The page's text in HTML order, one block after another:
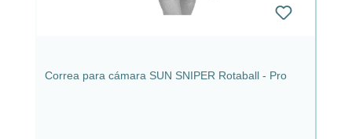
Correa para cámara SUN SNIPER Rotaball - Pro